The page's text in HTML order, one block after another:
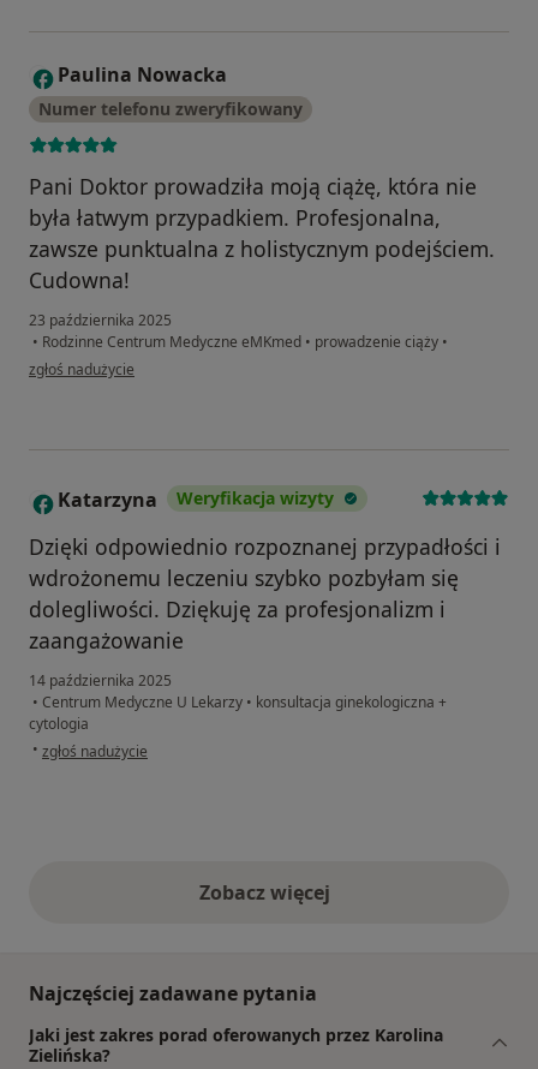
P Paulina Nowacka
Numer telefonu zweryfikowany
Pani Doktor prowadziła moją ciążę, która nie
była łatwym przypadkiem. Profesjonalna,
zawsze punktualna z holistycznym podejściem.
Cudowna!
23 października 2025
• Rodzinne Centrum Medyczne eMKmed • prowadzenie ciąży •
w opinii użytkownika Paulina Nowacka
zgłoś nadużycie
K Katarzyna Weryfikacja wizyty
Dzięki odpowiednio rozpoznanej przypadłości i
wdrożonemu leczeniu szybko pozbyłam się
dolegliwości. Dziękuję za profesjonalizm i
zaangażowanie
14 października 2025
• Centrum Medyczne U Lekarzy • konsultacja ginekologiczna +
cytologia
• w opinii użytkownika Katarzyna
zgłoś nadużycie
Zobacz więcejopinie powyżej
Najczęściej zadawane pytania
Jaki jest zakres porad oferowanych przez Karolina
Zielińska?